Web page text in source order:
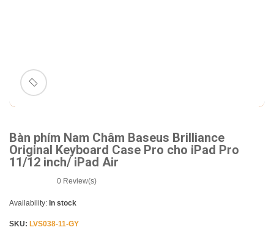
🔍
Bàn phím Nam Châm Baseus Brilliance
Original Keyboard Case Pro cho iPad Pro
11/12 inch/ iPad Air
0 Review(s)
Availability: In stock
SKU: LVS038-11-GY